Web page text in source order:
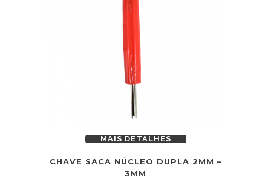
MAIS DETALHES
CHAVE SACA NÚCLEO DUPLA 2MM –
3MM